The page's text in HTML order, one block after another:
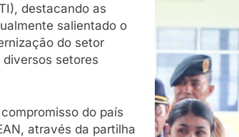
destacando as
salientado o
do setor
setores
do país
através da partilha